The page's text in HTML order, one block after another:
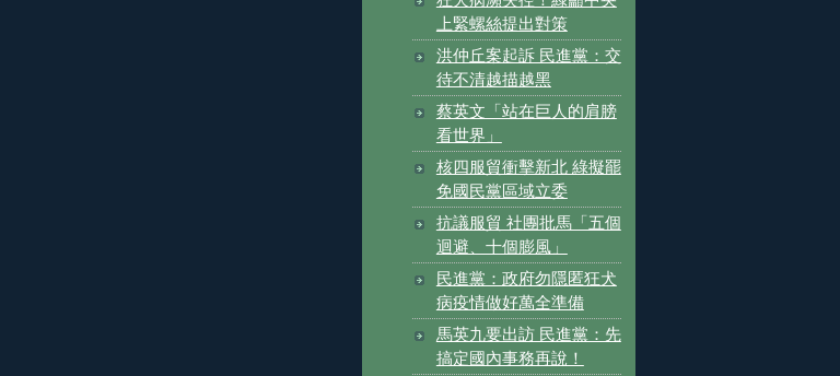
上緊螺絲提出對策
洪仲丘案起訴 民進黨：交
待不清越描越黑
蔡英文「站在巨人的肩膀
看世界」
核四服貿衝擊新北 綠擬罷
免國民黨區域立委
抗議服貿 社團批馬「五個
迴避、十個膨風」
民進黨：政府勿隱匿狂犬
病疫情做好萬全準備
馬英九要出訪 民進黨：先
搞定國內事務再說！